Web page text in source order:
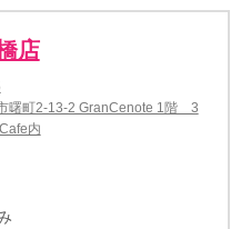
店
曙町2-13-2 GranCenote 1階 3
内